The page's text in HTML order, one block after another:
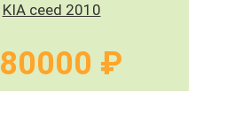
KIA ceed 2010
₽